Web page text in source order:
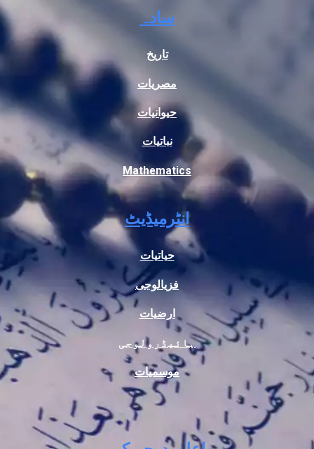
سادہ
تاریخ
مصریات
حیوانیات
نباتیات
Mathematics
انٹرمیڈیٹ
حیاتیات
فزیالوجی
ارضیات
ہائیڈرولوجی
موسمیات